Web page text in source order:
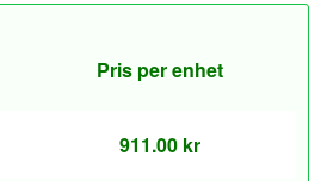
Pris per enhet
911.00 kr